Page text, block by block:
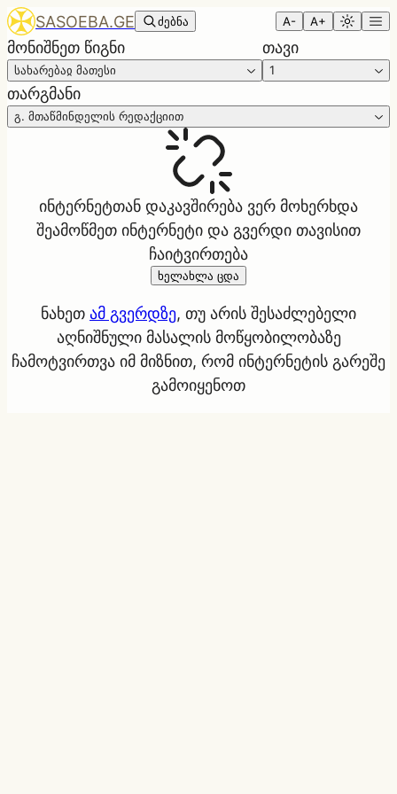
SASOEBA.GE ძებნა A- A+
მონიშნეთ წიგნი
სახარებაჲ მათესი
თავი
1
თარგმანი
გ. მთაწმინდელის რედაქციით
ინტერნეტთან დაკავშირება ვერ მოხერხდა
შეამოწმეთ ინტერნეტი და გვერდი თავისით
ჩაიტვირთება
ხელახლა ცდა
ნახეთ ამ გვერდზე, თუ არის შესაძლებელი
აღნიშნული მასალის მოწყობილობაზე
ჩამოტვირთვა იმ მიზნით, რომ ინტერნეტის გარეშე
გამოიყენოთ